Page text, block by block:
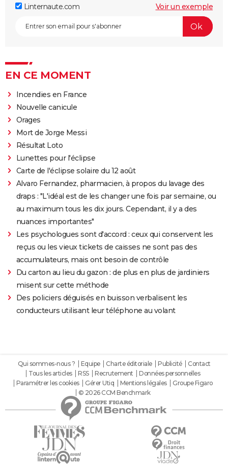
Linternaute.com Voir un exemple
EN CE MOMENT
Incendies en France
Nouvelle canicule
Orages
Mort de Jorge Messi
Résultat Loto
Lunettes pour l'éclipse
Carte de l'éclipse solaire du 12 août
Alvaro Fernandez, pharmacien, à propos du lavage des
draps : "L'idéal est de les changer une fois par semaine, ou
au maximum tous les dix jours. Cependant, il y a des
nuances importantes"
Les psychologues sont d'accord : ceux qui conservent les
reçus ou les vieux tickets de caisses ne sont pas des
accumulateurs, mais ont besoin de contrôle
Du carton au lieu du gazon : de plus en plus de jardiniers
misent sur cette méthode
Des policiers déguisés en buisson verbalisent les
conducteurs utilisant leur téléphone au volant
Qui sommes-nous ? Equipe Charte éditoriale Publicité
Contact
Tous les articles
RSS Recrutement
Données personnelles
Paramétrer les cookies
Gérer Utiq Mentions légales
Groupe Figaro
© 2026 CCM Benchmark